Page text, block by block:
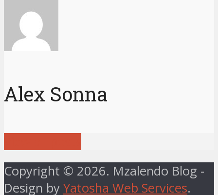
Alex Sonna
Copyright © 2026. Mzalendo Blog -
Design by Yatosha Web Services.